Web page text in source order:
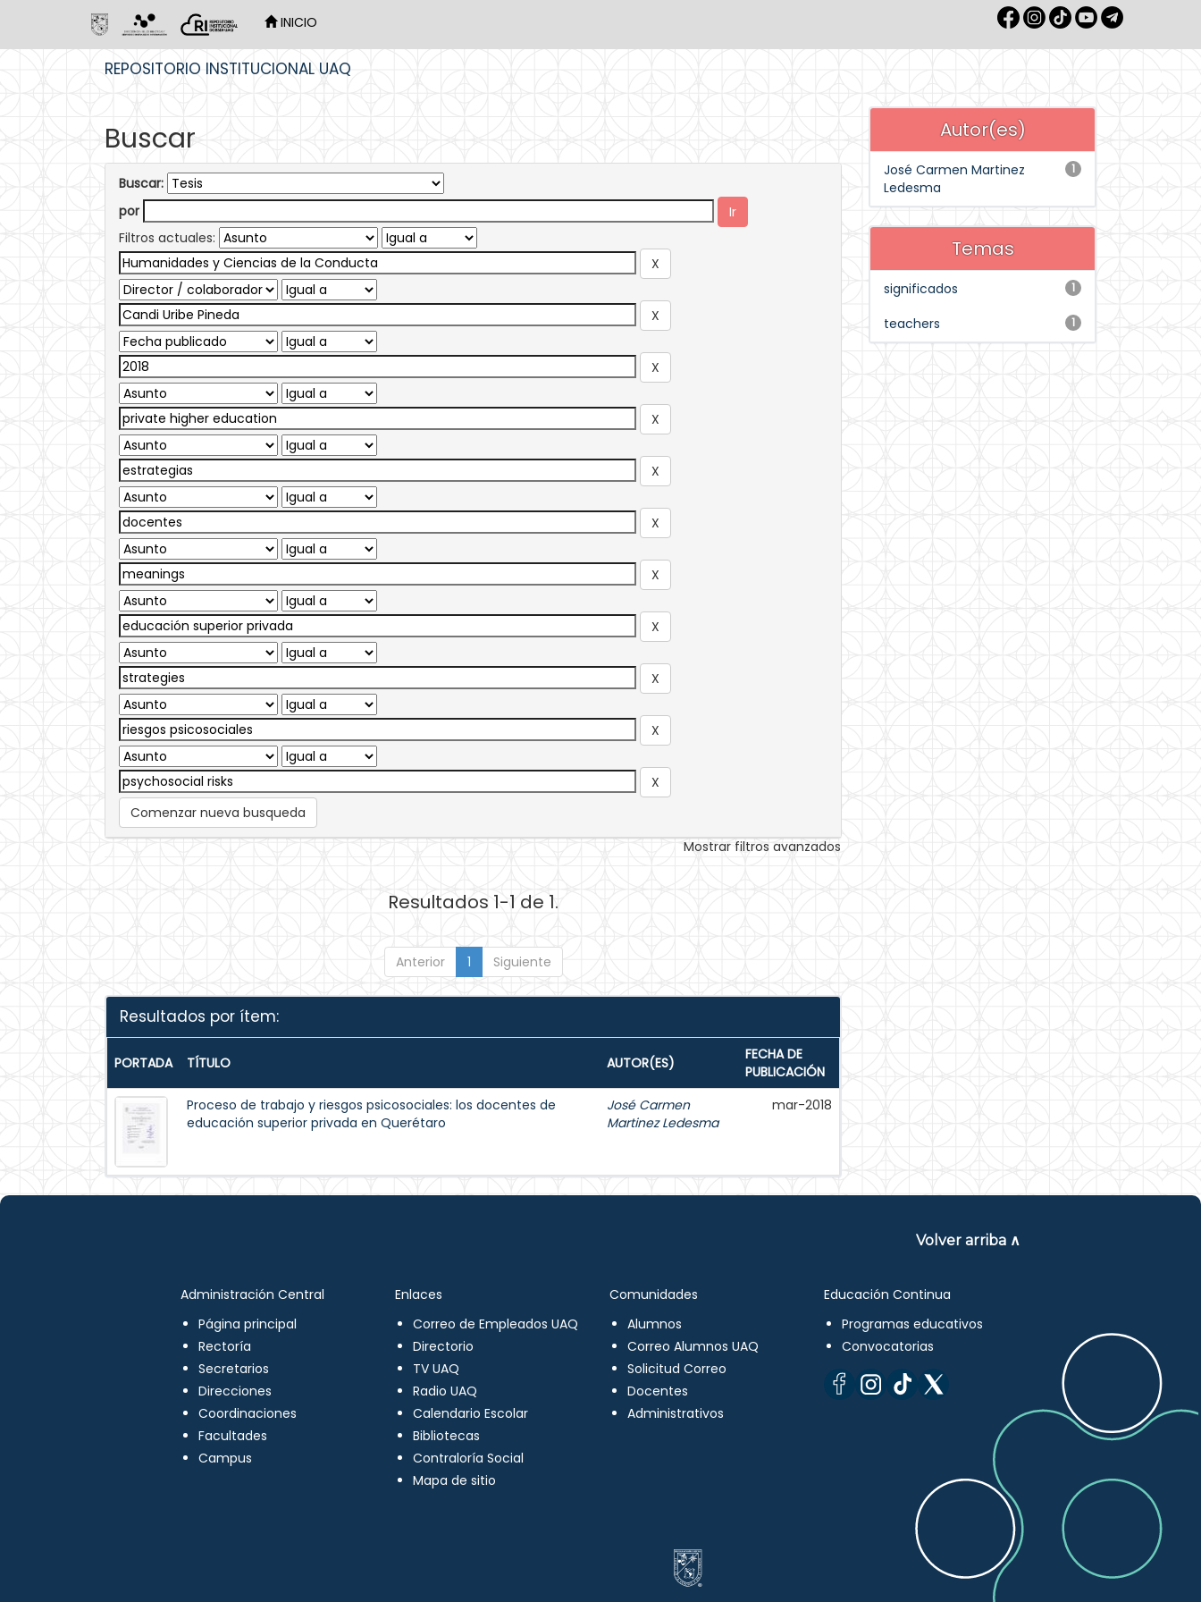
INICIO
REPOSITORIO INSTITUCIONAL UAQ
Buscar
Buscar:
por
Filtros actuales:
Comenzar nueva busqueda
Mostrar filtros avanzados
Resultados 1-1 de 1.
Anterior 1 Siguiente
Resultados por ítem:
PORTADA TÍTULO AUTOR(ES)
FECHA DE
PUBLICACIÓN
Proceso de trabajo y riesgos psicosociales: los docentes de
educación superior privada en Querétaro
José Carmen
Martinez Ledesma
mar-2018
Autor(es)
1
José Carmen Martinez
Ledesma
Temas
1
significados
1
teachers
Volver arriba ∧
Administración Central
Página principal
Rectoría
Secretarios
Direcciones
Coordinaciones
Facultades
Campus
Enlaces
Correo de Empleados UAQ
Directorio
TV UAQ
Radio UAQ
Calendario Escolar
Bibliotecas
Contraloría Social
Mapa de sitio
Comunidades
Alumnos
Correo Alumnos UAQ
Solicitud Correo
Docentes
Administrativos
Educación Continua
Programas educativos
Convocatorias